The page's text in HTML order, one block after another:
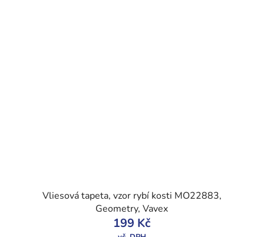
Vliesová tapeta, vzor rybí kosti MO22883,
Geometry, Vavex
199 Kč